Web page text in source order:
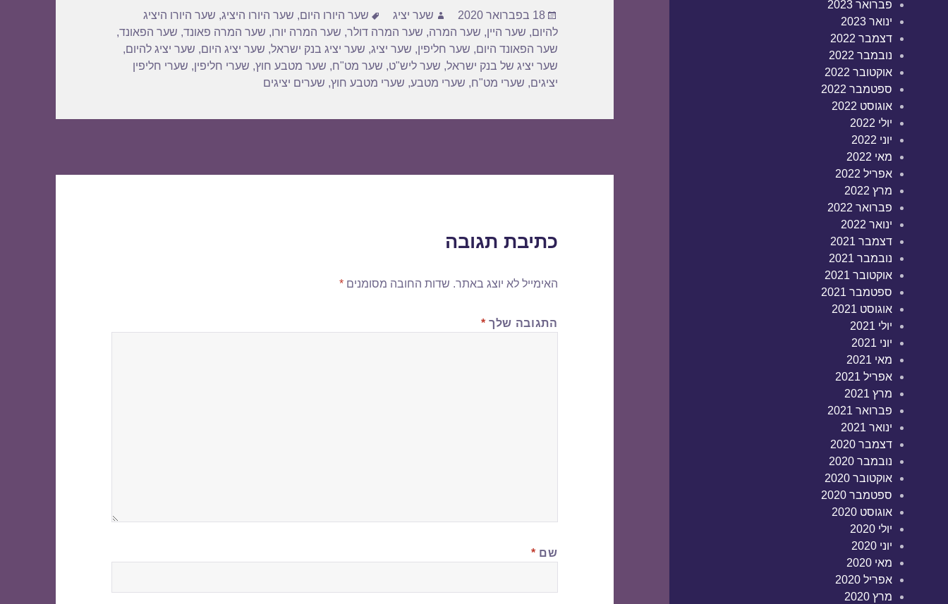
פברואר 2023
ינואר 2023
דצמבר 2022
נובמבר 2022
אוקטובר 2022
ספטמבר 2022
אוגוסט 2022
יולי 2022
יוני 2022
מאי 2022
אפריל 2022
מרץ 2022
פברואר 2022
ינואר 2022
דצמבר 2021
נובמבר 2021
אוקטובר 2021
ספטמבר 2021
אוגוסט 2021
יולי 2021
יוני 2021
מאי 2021
אפריל 2021
מרץ 2021
פברואר 2021
ינואר 2021
דצמבר 2020
נובמבר 2020
אוקטובר 2020
ספטמבר 2020
אוגוסט 2020
יולי 2020
יוני 2020
מאי 2020
אפריל 2020
מרץ 2020
פורסם
בתאריך
18 בפברואר 2020 מחבר
שער יציג תגיות
שער היורו היום, שער היורו היציג, שער היורו היציג
להיום, שער היין, שער המרה, שער המרה דולר, שער המרה יורו, שער המרה פאונד, שער הפאונד,
שער הפאונד היום, שער חליפין, שער יציג, שער יציג בנק ישראל, שער יציג היום, שער יציג להיום,
שער יציג של בנק ישראל, שער ליש"ט, שער מט"ח, שער מטבע חוץ, שערי חליפין, שערי חליפין
יציגים, שערי מט"ח, שערי מטבע, שערי מטבע חוץ, שערים יציגים
כתיבת תגובה
האימייל לא יוצג באתר. שדות החובה מסומנים*
התגובה שלך *
שם *